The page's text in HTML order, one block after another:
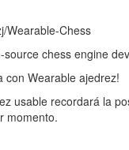
Wearable-Chess
chess engine
con Wearable ajedrez!
usable recordará la
momento.